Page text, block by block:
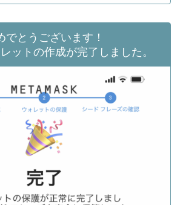
でとうございます！
ットの作成が完了しました。